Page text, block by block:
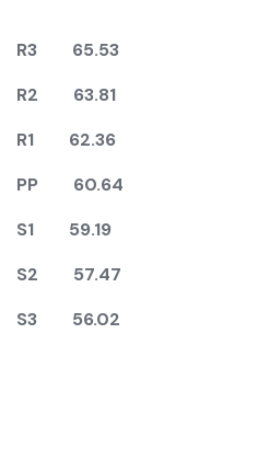
R3 65.53
R2 63.81
R1 62.36
PP 60.64
S1 59.19
S2 57.47
S3 56.02